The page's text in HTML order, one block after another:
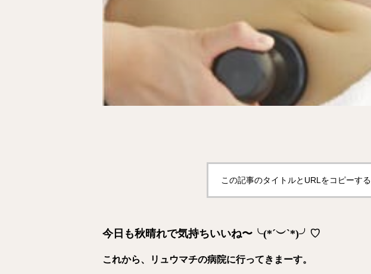
この記事のタイトルとURLをコピーする
今日も秋晴れで気持ちいいね〜╰(*´︶`*)╯♡
これから、リュウマチの病院に行ってきまーす。